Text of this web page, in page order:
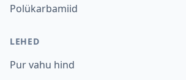
Polükarbamiid
LEHED
Pur vahu hind